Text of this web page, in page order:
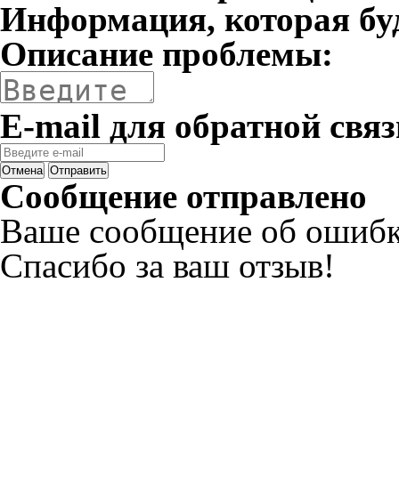
Информация, которая
Описание проблемы:
E-mail для обратной
Отмена Отправить
Сообщение отправлено
Ваше сообщение об
Спасибо за ваш отзыв!